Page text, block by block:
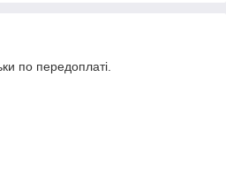
по передоплаті.